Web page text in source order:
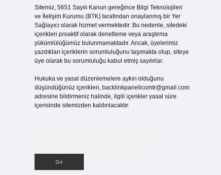
Sitemiz, 5651 Sayılı Kanun gereğince Bilgi Teknolojileri
ve İletişim Kurumu (BTK) tarafından onaylanmış bir Yer
Sağlayıcı olarak hizmet vermektedir. Bu nedenle, sitedeki
içerikleri proaktif olarak denetleme veya araştırma
yükümlülüğümüz bulunmamaktadır. Ancak, üyelerimiz
yazdıkları içeriklerin sorumluluğunu taşımakta olup, siteye
üye olarak bu sorumluluğu kabul etmiş sayılırlar.
Hukuka ve yasal düzenlemelere aykırı olduğunu
düşündüğünüz içerikleri, backlinkpanelicomtr@gmail.com
adresine bildirmeniz halinde, ilgili içerikler yasal süre
içerisinde sitemizden kaldırılacaktır.